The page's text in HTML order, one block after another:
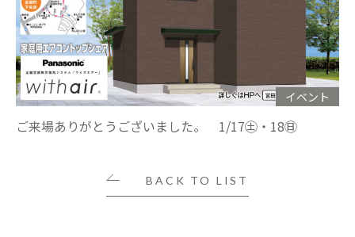
イベント
ご来場ありがとうございました。 1/17㊏・18㊐
BACK TO LIST